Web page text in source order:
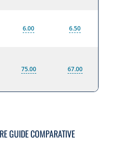
6.00 6.50
75.00 67.00
GUIDE COMPARATIVE